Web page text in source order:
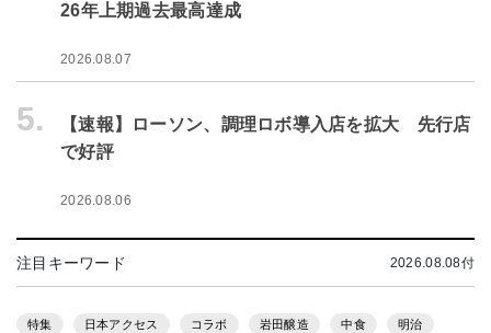
26年上期過去最高達成
2026.08.07
5.
【速報】ローソン、調理ロボ導入店を拡大 先行店
で好評
2026.08.06
注目キーワード 2026.08.08付
特集 日本アクセス コラボ 岩田醸造 中食 明治